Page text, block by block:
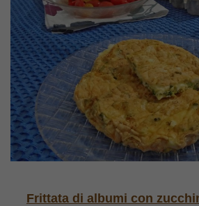
Frittata di albumi con